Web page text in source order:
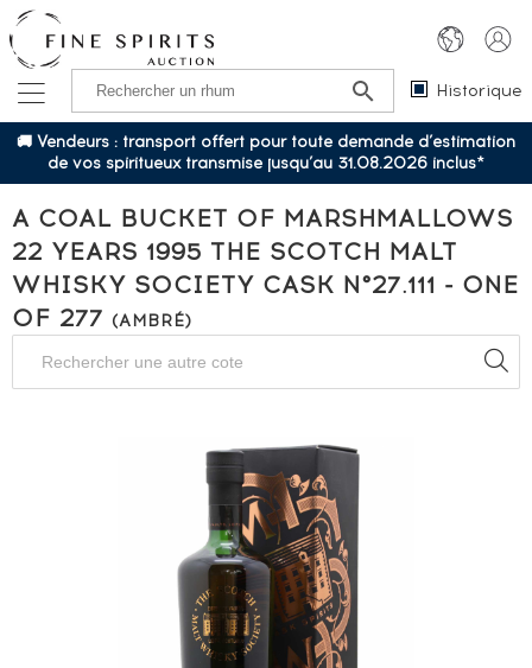
Historique
🚚 Vendeurs : transport offert pour toute demande d’estimation
de vos spiritueux transmise jusqu’au 31.08.2026 inclus*
A COAL BUCKET OF MARSHMALLOWS
22 YEARS 1995 THE SCOTCH MALT
WHISKY SOCIETY CASK N°27.111 - ONE
OF 277 (AMBRÉ)